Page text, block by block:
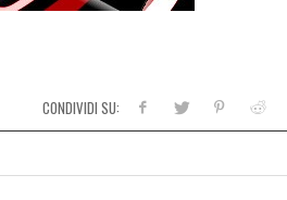
CONDIVIDI SU: